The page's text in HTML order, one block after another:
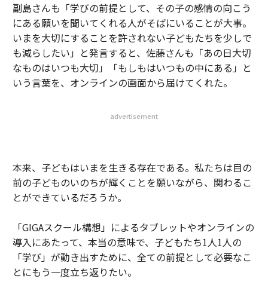
副島さんも「学びの前提として、その子の感情の向こう
にある願いを聞いてくれる人がそばにいることが大事。
いまを大切にすることを許されない子どもたちを少しで
も減らしたい」と発言すると、佐藤さんも「あの日大切
なものはいつも大切」「もしもはいつもの中にある」と
いう言葉を、オンラインの画面から届けてくれた。
advertisement
本来、子どもはいまを生きる存在である。私たちは目の
前の子どものいのちが輝くことを願いながら、関わるこ
とができているだろうか。
「GIGAスクール構想」によるタブレットやオンラインの
導入にあたって、本当の意味で、子どもたち1人1人の
「学び」が動き出すために、全ての前提として必要なこ
とにもう一度立ち返りたい。